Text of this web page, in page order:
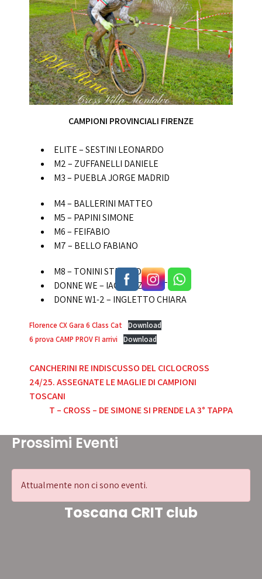
CAMPIONI PROVINCIALI FIRENZE
ELITE – SESTINI LEONARDO
M2 – ZUFFANELLI DANIELE
M3 – PUEBLA JORGE MADRID
M4 – BALLERINI MATTEO
M5 – PAPINI SIMONE
M6 – FEIFABIO
M7 – BELLO FABIANO
M8 – TONINI STEFANO
DONNE WE – IACOPOZZI ESTER
DONNE W1-2 – INGLETTO CHIARA
Florence CX Gara 6 Class Cat
Download
6 prova CAMP PROV FI arrivi
Download
Navigazione
articoli
CANCHERINI RE INDISCUSSO DEL CICLOCROSS
24/25. ASSEGNATE LE MAGLIE DI CAMPIONI
TOSCANI
T – CROSS – DE SIMONE SI PRENDE LA 3° TAPPA
Prossimi Eventi
Attualmente non ci sono eventi.
Toscana CRIT club